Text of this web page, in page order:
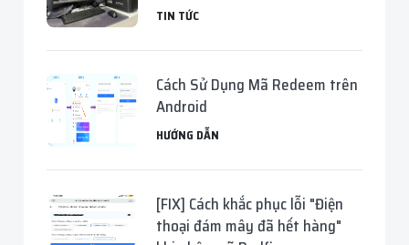
TIN TỨC
Cách Sử Dụng Mã Redeem trên
Android
HƯỚNG DẪN
[FIX] Cách khắc phục lỗi "Điện
thoại đám mây đã hết hàng"